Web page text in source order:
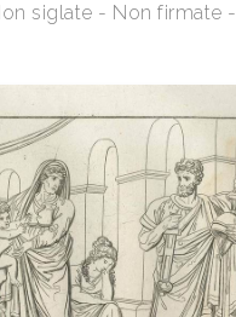
siglate - Non firmate -